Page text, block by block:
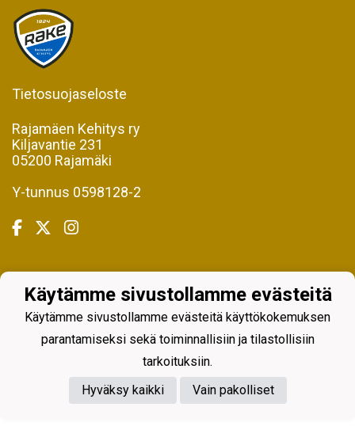
Tietosuojaseloste
Rajamäen Kehitys ry
Kiljavantie 231
05200 Rajamäki
Y-tunnus 0598128-2
Powered by
Käytämme sivustollamme evästeitä
Käytämme sivustollamme evästeitä käyttökokemuksen
parantamiseksi sekä toiminnallisiin ja tilastollisiin
tarkoituksiin.
Hyväksy kaikki
Vain pakolliset